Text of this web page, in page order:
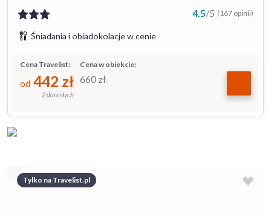
4.5/5 (167 opinii)
Śniadania i obiadokolacje w cenie
Cena w obiekcie:
660 zł
Cena Travelist:
od 442 zł
2 dorosłych
Tylko na Travelist.pl